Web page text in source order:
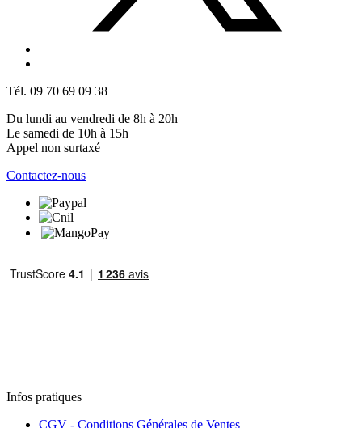
Tél. 09 70 69 09 38
Du lundi au vendredi de 8h à 20h
Le samedi de 10h à 15h
Appel non surtaxé
Contactez-nous
Infos pratiques
CGV - Conditions Générales de Ventes